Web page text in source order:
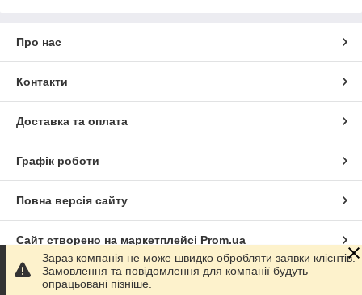
Про нас
Контакти
Доставка та оплата
Графік роботи
Повна версія сайту
Сайт створено на маркетплейсі Prom.ua
Політика конфіденційності
Зараз компанія не може швидко обробляти заявки клієнтів.
Замовлення та повідомлення для компанії будуть
опрацьовані пізніше.